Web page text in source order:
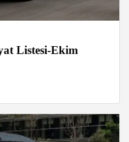
Listesi-Ekim